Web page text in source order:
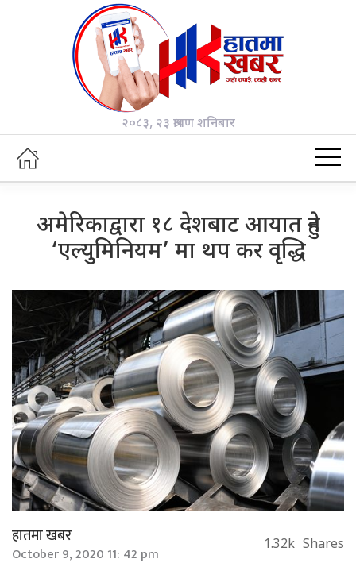
२०८३, २३ श्रावण शनिबार
अमेरिकाद्वारा १८ देशबाट आयात हुने
‘एल्युमिनियम’ मा थप कर वृद्धि
हातमा खबर
October 9, 2020 11: 42 pm 1.32k Shares